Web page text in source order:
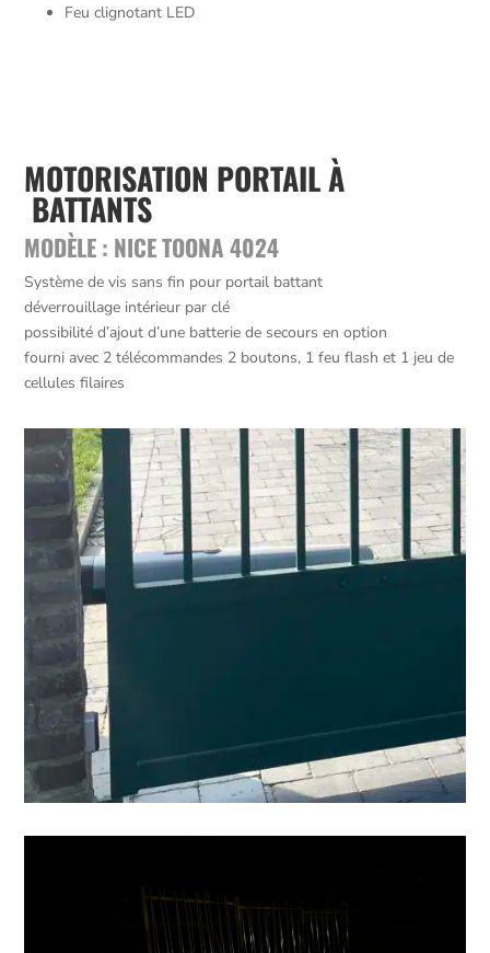
Feu clignotant LED
MOTORISATION PORTAIL À
BATTANTS
MODÈLE : NICE TOONA 4024
Système de vis sans fin pour portail battant
déverrouillage intérieur par clé
possibilité d’ajout d’une batterie de secours en option
fourni avec 2 télécommandes 2 boutons, 1 feu flash et 1 jeu de
cellules filaires